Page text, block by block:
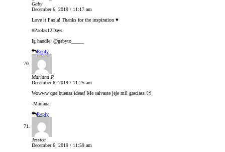
Gaby
December 6, 2019 / 11:17 am
Love it Paola! Thanks for the inspiration ♥️
#Paolas12Days
Ig handle: @gabyto_____
Reply
Mariana R
December 6, 2019 / 11:25 am
Wowww que buenas ideas! Me salvaste jeje mil graciass 😉
-Mariana
Reply
Jessica
December 6, 2019 / 11:59 am